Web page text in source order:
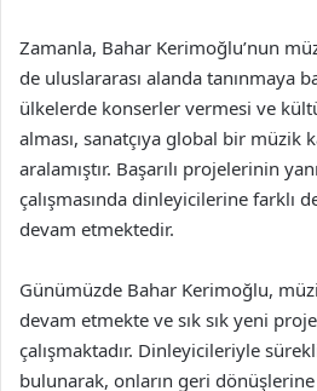
Zamanla, Bahar Kerimoğlu’nun
de uluslararası alanda tanınmaya
ülkelerde konserler vermesi ve
alması, sanatçıya global bir müzik
aralamıştır. Başarılı projelerinin
çalışmasında dinleyicilerine farklı
devam etmektedir.
Günümüzde Bahar Kerimoğlu,
devam etmekte ve sık sık yeni
çalışmaktadır. Dinleyicileriyle
bulunarak, onların geri